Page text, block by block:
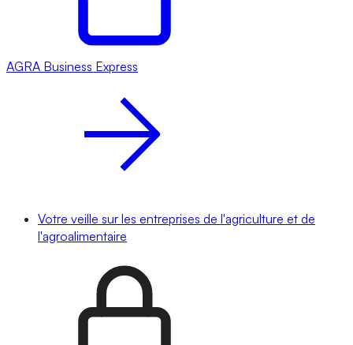
AGRA Business Express
Votre veille sur les entreprises de l'agriculture et de
l'agroalimentaire